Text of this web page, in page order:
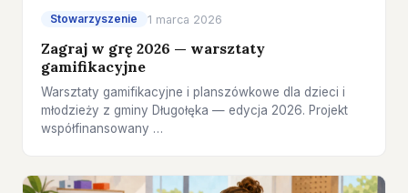
Stowarzyszenie 1 marca 2026
Zagraj w grę 2026 — warsztaty
gamifikacyjne
Warsztaty gamifikacyjne i planszówkowe dla dzieci i
młodzieży z gminy Długołęka — edycja 2026. Projekt
współfinansowany …